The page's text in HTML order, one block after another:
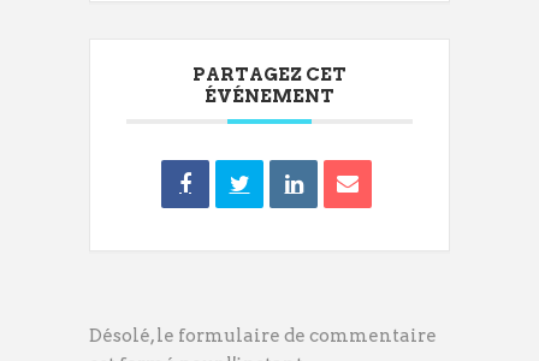
PARTAGEZ CET
ÉVÉNEMENT
Désolé, le formulaire de commentaire